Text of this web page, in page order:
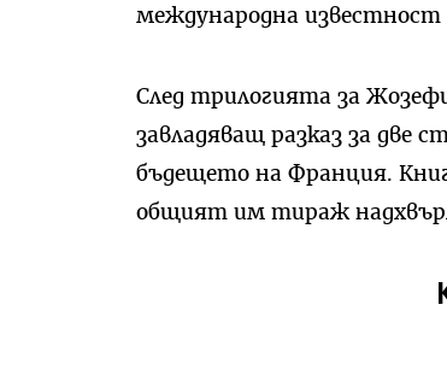
международна известност
След трилогията за
завладяващ разказ за
бъдещето на Франция.
общият им тираж